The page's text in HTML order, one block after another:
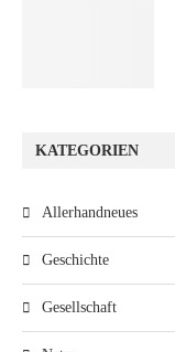
KATEGORIEN
Allerhandneues
Geschichte
Gesellschaft